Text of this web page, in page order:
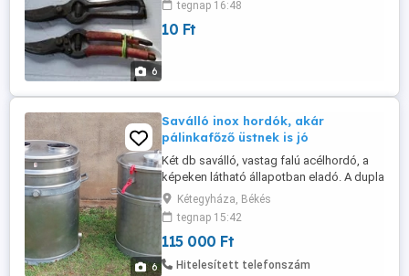
6
tegnap 16:48
10 Ft
6
Saválló inox hordók, akár
pálinkafőző üstnek is jó
Két db saválló, vastag falú acélhordó, a
képeken látható állapotban eladó. A dupla
falú szigetelten kifolyócsonk is van, a
szimpla falún nincs. 170-180 liter kb az
űrtartalma, a képeken is látható
fedelekkel. Kis munkával pálinkafőzőnek
könnyen átalakítható. Érdeklődni csak
Kétegyháza, Békés
tegnap 15:42
115 000 Ft
Hitelesített telefonszám